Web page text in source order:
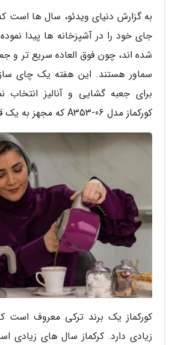
به گزارش دنیای ویدئو، سال ها است
جای خود را در آشپزخانه ها پیدا
شده اند، چون فوق العاده سریع تر و
سماور هستند. این هفته یک چای
برای جعبه گشایی و آنالیز انتخاب
کورکماز مدل A353-06 که مجهز به یک قوری قهوه ساز است.
کورکماز یک برند ترکی معروف است
زیادی دارد. کرکماز سال های زیادی